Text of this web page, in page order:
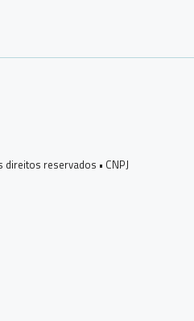
direitos reservados • CNPJ